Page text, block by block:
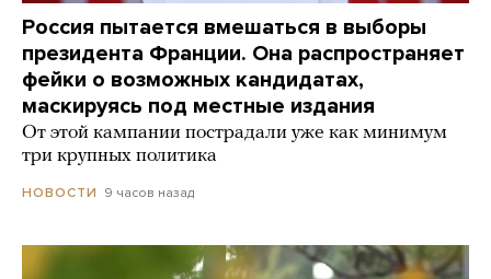
Россия пытается вмешаться в выборы
президента Франции. Она распространяет
фейки о возможных кандидатах,
маскируясь под местные издания
От этой кампании пострадали уже как минимум
три крупных политика
НОВОСТИ 9 часов назад